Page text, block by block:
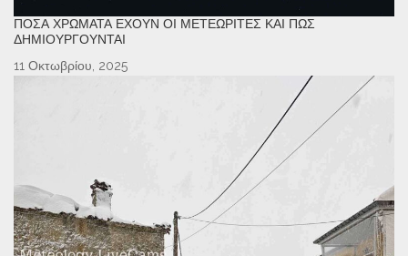
ΠΌΣΑ ΧΡΏΜΑΤΑ ΈΧΟΥΝ ΟΙ ΜΕΤΕΩΡΊΤΕΣ ΚΑΙ ΠΏΣ
ΔΗΜΙΟΥΡΓΟΎΝΤΑΙ
11 Οκτωβρίου, 2025